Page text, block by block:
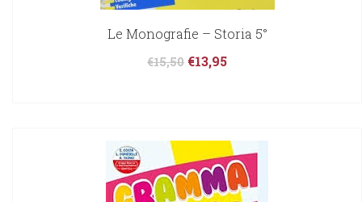
Le Monografie – Storia 5°
€15,50 €13,95